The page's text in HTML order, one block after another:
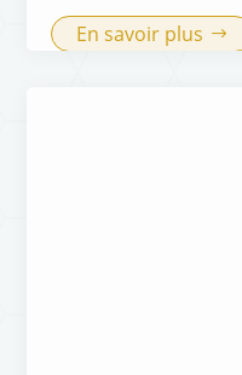
En savoir plus